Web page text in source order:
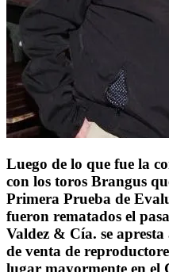
Luego de lo que fue la
con los toros Brangus
Primera Prueba de
fueron rematados el
Valdez & Cía. se
de venta de
lugar mayormente en el